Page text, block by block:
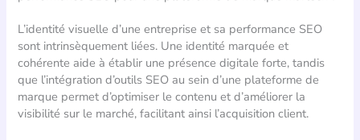
L’identité visuelle d’une entreprise et sa performance SEO
sont intrinsèquement liées. Une identité marquée et
cohérente aide à établir une présence digitale forte, tandis
que l’intégration d’outils SEO au sein d’une plateforme de
marque permet d’optimiser le contenu et d’améliorer la
visibilité sur le marché, facilitant ainsi l’acquisition client.